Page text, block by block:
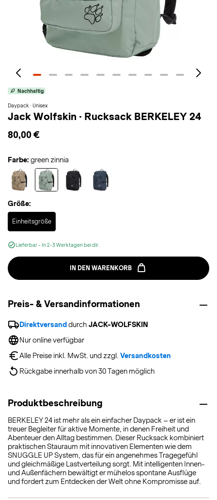
Nachhaltig
Daypack · Unisex
Jack Wolfskin · Rucksack BERKELEY 24
80,00 €
Farbe: green zinnia
Größe:
Einheitsgröße
Selected
Lieferbar - In 2-3 Werktagen bei dir.
IN DEN WARENKORB
Preis- & Versandinformationen
Direktversand durch JACK-WOLFSKIN
Nur online verfügbar
Alle Preise inkl. MwSt. und zzgl. Versandkosten
Rückgabe innerhalb von 30 Tagen möglich
Produktbeschreibung
BERKELEY 24 ist mehr als ein einfacher Daypack – er ist ein
treuer Begleiter für aktive Momente, in denen Freiheit und
Abenteuer den Alltag bestimmen. Dieser Rucksack kombiniert
praktischen Stauraum mit innovativen Elementen wie dem
SNUGGLE UP System, das für ein angenehmes Tragegefühl
und gleichmäßige Lastverteilung sorgt. Mit intelligenten Innen-
und Außenfächern bewältigt er mühelos spontane Ausflüge
und fordert zum Entdecken der Welt ohne Kompromisse auf.